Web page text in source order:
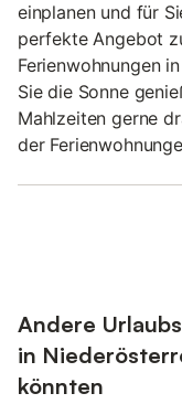
einplanen und für
perfekte Angebot
Ferienwohnungen
Sie die Sonne
Mahlzeiten gerne
der
Andere
in
könnten